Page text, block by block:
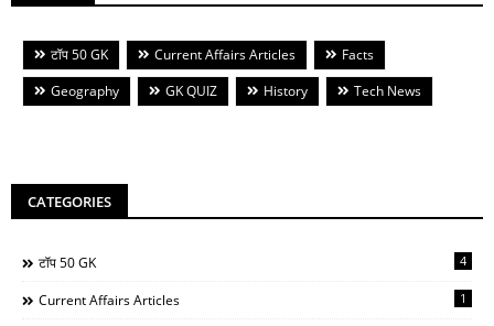
टॉप 50 GK Current Affairs Articles
Facts
Geography
GK QUIZ History Tech News
CATEGORIES
टॉप 50 GK 4
Current Affairs Articles 1